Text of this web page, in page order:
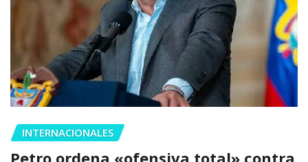
INTERNACIONALES
Petro ordena «ofensiva total» contra